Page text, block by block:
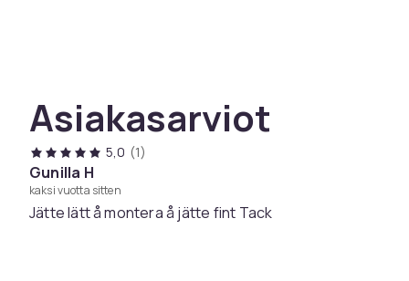
Tuoteturvallisuustiedot
Asiakasarviot
5,0 (1)
Gunilla H
kaksi vuotta sitten
Jätte lätt å montera å jätte fint Tack